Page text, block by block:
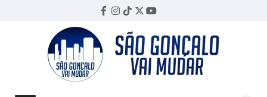
Facebook
Instagram
TikTok
TwitterYouTube